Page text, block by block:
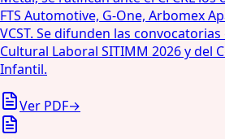
FTS Automotive, G-One, Arbomex
VCST. Se difunden las
Cultural Laboral SITIMM 2026 y del
Infantil.
Ver PDF→